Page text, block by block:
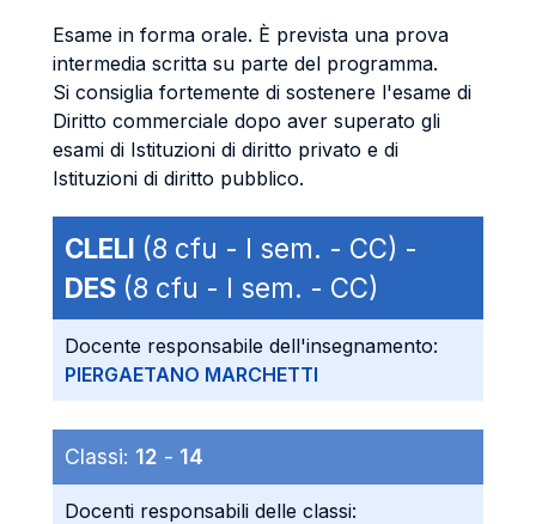
Esame in forma orale. È prevista una prova
intermedia scritta su parte del programma.
Si consiglia fortemente di sostenere l'esame di
Diritto commerciale dopo aver superato gli
esami di Istituzioni di diritto privato e di
Istituzioni di diritto pubblico.
CLELI (8 cfu - I sem. - CC) -
DES (8 cfu - I sem. - CC)
Docente responsabile dell'insegnamento:
PIERGAETANO MARCHETTI
Classi: 12 - 14
Docenti responsabili delle classi: